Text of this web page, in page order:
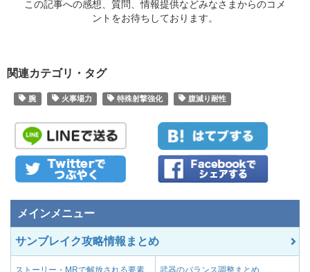
この記事への感想、質問、情報提供などみなさまからのコメ
ントをお待ちしております。
関連カテゴリ・タグ
腕 火事場力 特殊射撃強化 腹減り耐性
メインメニュー
サンブレイク攻略情報まとめ
ストーリー・MRで解放される要素
武器のバランス調整まとめ